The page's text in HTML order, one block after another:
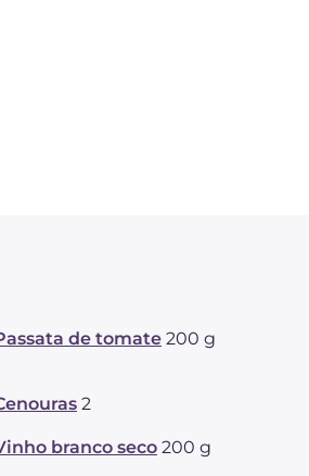
de tomate 200 g
2
branco seco 200 g